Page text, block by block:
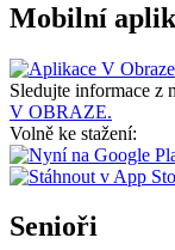
Mobilní
Sledujte informace z
V OBRAZE.
Volně ke stažení:
Senioři